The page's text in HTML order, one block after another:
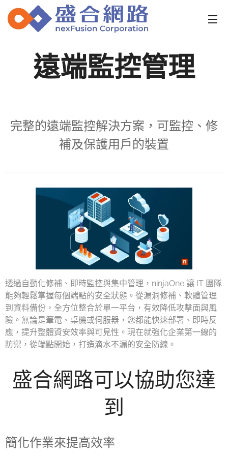
遠端監控管理
完整的遠端監控解決方案，可監控、修
補及保護用戶的裝置
透過自動化修補、即時監控與集中管理，ninjaOne 讓 IT 團隊
能夠輕鬆掌握每個端點的安全狀態。從漏洞修補、軟體管理
到資料備份，全方位整合於單一平台，有效降低攻擊面與風
險。無論是筆電、桌機或伺服器，您都能快速部署、即時反
應，提升整體資安效率與可見性。現在就強化企業第一線的
防禦，從端點開始，打造滴水不漏的安全防線。
盛合網路可以協助您達
到
簡化作業來提高效率